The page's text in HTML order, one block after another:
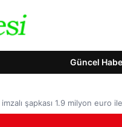
Güncel
imzalı şapkası 1.9 milyon euro